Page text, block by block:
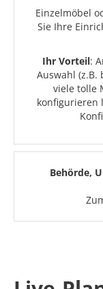
Einzelmöbel
Sie Ihre
Ihr Vorteil:
Auswahl (z.B.
viele tolle
konfigurieren
Behörde,